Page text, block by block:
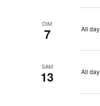
DIM
7 All day
SAM
13 All day